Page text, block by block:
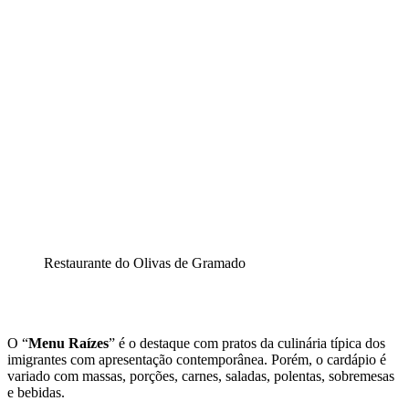
Restaurante do Olivas de Gramado
O “Menu Raízes” é o destaque com pratos da culinária típica dos
imigrantes com apresentação contemporânea. Porém, o cardápio é
variado com massas, porções, carnes, saladas, polentas, sobremesas
e bebidas.